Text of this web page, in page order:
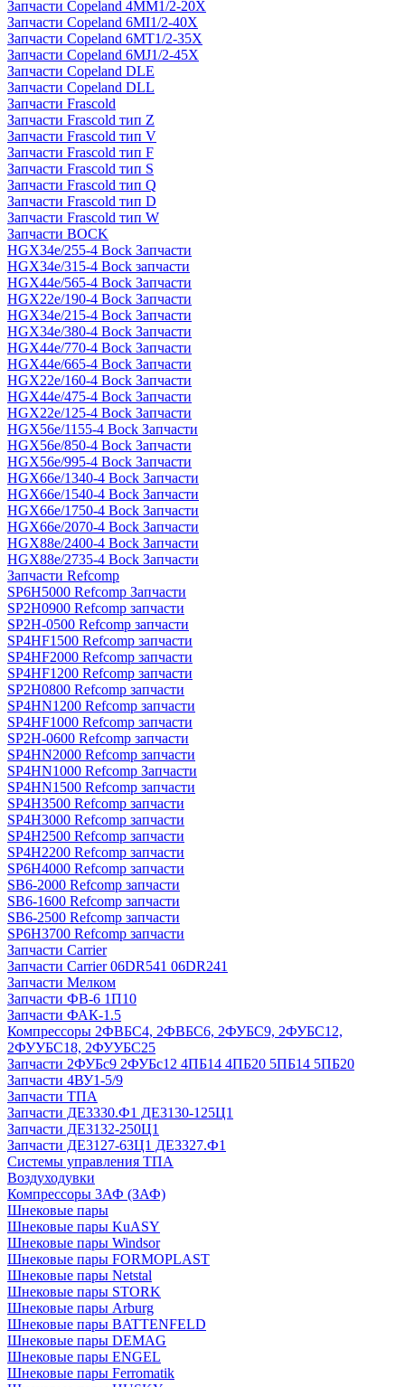
Запчасти Copeland 4MM1/2-20X
Запчасти Copeland 6MI1/2-40X
Запчасти Copeland 6MT1/2-35X
Запчасти Copeland 6MJ1/2-45X
Запчасти Copeland DLE
Запчасти Copeland DLL
Запчасти Frascold
Запчасти Frascold тип Z
Запчасти Frascold тип V
Запчасти Frascold тип F
Запчасти Frascold тип S
Запчасти Frascold тип Q
Запчасти Frascold тип D
Запчасти Frascold тип W
Запчасти BOCK
HGX34e/255-4 Bock Запчасти
HGX34e/315-4 Bock запчасти
HGX44e/565-4 Bock Запчасти
HGX22e/190-4 Bock Запчасти
HGX34e/215-4 Bock Запчасти
HGX34e/380-4 Bock Запчасти
HGX44e/770-4 Bock Запчасти
HGX44e/665-4 Bock Запчасти
HGX22e/160-4 Bock Запчасти
HGX44e/475-4 Bock Запчасти
HGX22e/125-4 Bock Запчасти
HGX56e/1155-4 Bock Запчасти
HGX56e/850-4 Bock Запчасти
HGX56e/995-4 Bock Запчасти
HGX66e/1340-4 Bock Запчасти
HGX66e/1540-4 Bock Запчасти
HGX66e/1750-4 Bock Запчасти
HGX66e/2070-4 Bock Запчасти
HGX88e/2400-4 Bock Запчасти
HGX88e/2735-4 Bock Запчасти
Запчасти Refcomp
SP6H5000 Refcomp Запчасти
SP2H0900 Refcomp запчасти
SP2H-0500 Refcomp запчасти
SP4HF1500 Refcomp запчасти
SP4HF2000 Refcomp запчасти
SP4HF1200 Refcomp запчасти
SP2H0800 Refcomp запчасти
SP4HN1200 Refcomp запчасти
SP4HF1000 Refcomp запчасти
SP2H-0600 Refcomp запчасти
SP4HN2000 Refcomp запчасти
SP4HN1000 Refcomp Запчасти
SP4HN1500 Refcomp запчасти
SP4H3500 Refcomp запчасти
SP4H3000 Refcomp запчасти
SP4H2500 Refcomp запчасти
SP4H2200 Refcomp запчасти
SP6H4000 Refcomp запчасти
SB6-2000 Refcomp запчасти
SB6-1600 Refcomp запчасти
SB6-2500 Refcomp запчасти
SP6H3700 Refcomp запчасти
Запчасти Carrier
Запчасти Carrier 06DR541 06DR241
Запчасти Мелком
Запчасти ФВ-6 1П10
Запчасти ФАК-1.5
Компрессоры 2ФВБС4, 2ФВБС6, 2ФУБС9, 2ФУБС12,
2ФУУБС18, 2ФУУБС25
Запчасти 2ФУБс9 2ФУБс12 4ПБ14 4ПБ20 5ПБ14 5ПБ20
Запчасти 4ВУ1-5/9
Запчасти ТПА
Запчасти ДЕ3330.Ф1 ДЕ3130-125Ц1
Запчасти ДЕ3132-250Ц1
Запчасти ДЕ3127-63Ц1 ДЕ3327.Ф1
Системы управления ТПА
Воздуходувки
Компрессоры 3АФ (ЗАФ)
Шнековые пары
Шнековые пары KuASY
Шнековые пары Windsor
Шнековые пары FORMOPLAST
Шнековые пары Netstal
Шнековые пары STORK
Шнековые пары Arburg
Шнековые пары BATTENFELD
Шнековые пары DEMAG
Шнековые пары ENGEL
Шнековые пары Ferromatik